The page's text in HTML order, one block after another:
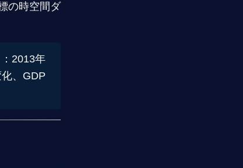
の時空間ダ
：2013年
、GDP